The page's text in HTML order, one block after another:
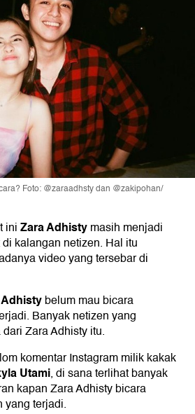
Foto: @zaraadhsty dan @zakipohan/
iniZara Adhistymasih menjadi
kalangan netizen. Hal itu
video yang tersebar di
belum mau bicara
Banyak netizen yang
Zara Adhisty itu.
komentar Instagram milik kakak
Utami, di sana terlihat banyak
kapan Zara Adhisty bicara
yang terjadi.